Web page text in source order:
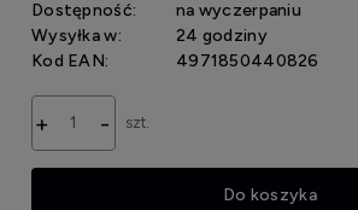
Dostępność:
na wyczerpaniu
Wysyłka w:
24 godziny
Kod EAN:
4971850440826
+ - szt.
Do koszyka